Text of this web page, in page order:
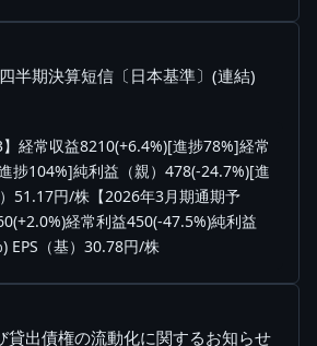
半期決算短信〔日本基準〕(連結)
】経常収益8210(+6.4%)[進捗78%]経常
捗104%]純利益（親）478(-24.7%)[進
51.17円/株【2026年3月期通期予
経常利益450(-47.5%)純利益
EPS（基）30.78円/株
貸出債権の流動化に関するお知らせ